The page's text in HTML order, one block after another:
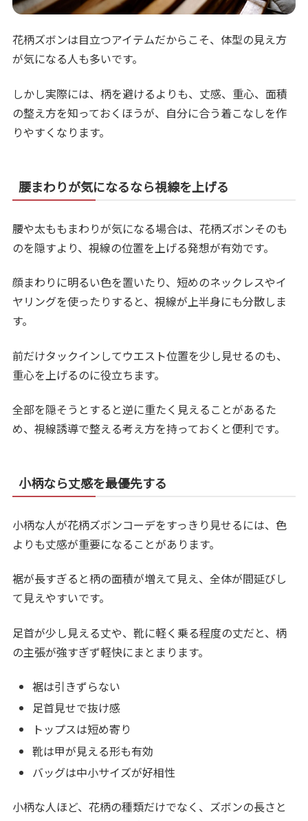
花柄ズボンは目立つアイテムだからこそ、体型の見え方
が気になる人も多いです。
しかし実際には、柄を避けるよりも、丈感、重心、面積
の整え方を知っておくほうが、自分に合う着こなしを作
りやすくなります。
腰まわりが気になるなら視線を上げる
腰や太ももまわりが気になる場合は、花柄ズボンそのも
のを隠すより、視線の位置を上げる発想が有効です。
顔まわりに明るい色を置いたり、短めのネックレスやイ
ヤリングを使ったりすると、視線が上半身にも分散しま
す。
前だけタックインしてウエスト位置を少し見せるのも、
重心を上げるのに役立ちます。
全部を隠そうとすると逆に重たく見えることがあるた
め、視線誘導で整える考え方を持っておくと便利です。
小柄なら丈感を最優先する
小柄な人が花柄ズボンコーデをすっきり見せるには、色
よりも丈感が重要になることがあります。
裾が長すぎると柄の面積が増えて見え、全体が間延びし
て見えやすいです。
足首が少し見える丈や、靴に軽く乗る程度の丈だと、柄
の主張が強すぎず軽快にまとまります。
裾は引きずらない
足首見せで抜け感
トップスは短め寄り
靴は甲が見える形も有効
バッグは中小サイズが好相性
小柄な人ほど、花柄の種類だけでなく、ズボンの長さと